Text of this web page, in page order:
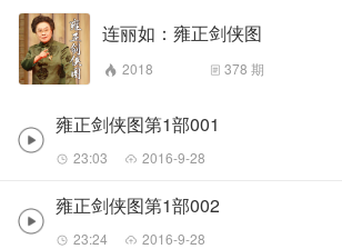
连丽如：雍正剑侠图
2018 378 期
雍正剑侠图第1部001
23:03 2016-9-28
雍正剑侠图第1部002
23:24 2016-9-28